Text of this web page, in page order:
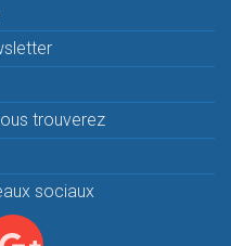
trouverez
sociaux